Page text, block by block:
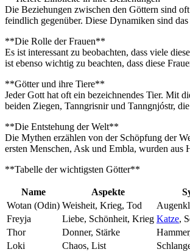
Die ‍Beziehungen zwischen den ​Göttern sind
feindlich gegenüber. Diese⁤ Dynamiken sind
**Die⁢ Rolle ‌der Frauen** ​
Es ist interessant zu ⁤beobachten, dass⁤ viele
ist ebenso wichtig zu beachten, dass diese
**Götter und ihre Tiere** ⁣
Jeder Gott hat oft ​ein bezeichnendes Tier. Mit
beiden Ziegen, Tanngrisnir und Tanngnjóstr,
**Die Entstehung der Welt** ​
Die ​Mythen erzählen ⁢von der Schöpfung der
ersten Menschen, Ask und Embla, wurden
**Tabelle der wichtigsten Götter**
Name Aspekte
Wotan (Odin) Weisheit, Krieg, Tod
Freyja
Liebe, Schönheit, ‍Krieg Katze,
Thor
Donner, Stärke
Loki
Chaos,⁣ List